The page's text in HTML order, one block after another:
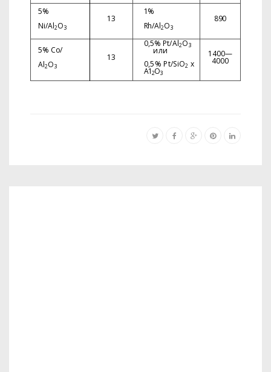
5%
Ni/Al2O3
13
1%
Rh/Al2O3
890
5% Со/
Аl2О3
13
0,5% Pt/Al2O3
или
0,5% Pt/SiO2 х
A12O3
1400—
4000